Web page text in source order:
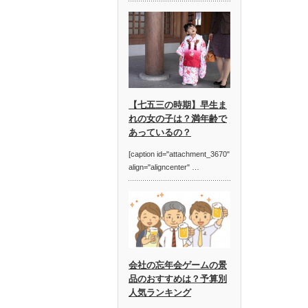
【七五三の時期】早生ま
れの女の子は？満年齢で
あっているの？
[caption id="attachment_3670"
align="aligncenter" …
会社の忘年会ゲームの景
品のおすすめは？予算別
人気ランキング